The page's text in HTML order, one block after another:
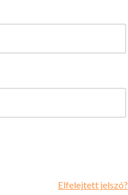
Elfelejtett jelszó?